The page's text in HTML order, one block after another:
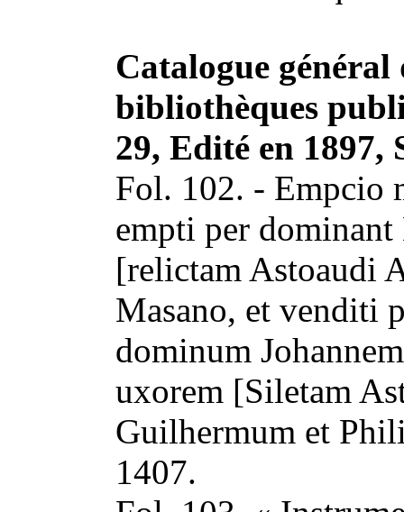
Catalogue général
bibliothèques
29, Edité en
Fol. 102. - Empcio
empti per
[relictam Astoaudi
Masano, et venditi
dominum
uxorem [Siletam
Guilhermum et
1407.